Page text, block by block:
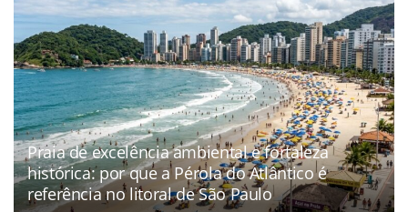
Praia de excelência ambiental e fortaleza
histórica: por que a Pérola do Atlântico é
referência no litoral de São Paulo